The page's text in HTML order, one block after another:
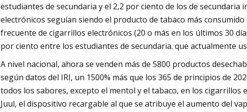
estudiantes de secundaria y el 2,2 por ciento de los de
electrónicos seguían siendo el producto de tabaco más
frecuente de cigarrillos electrónicos (20 o más en los últimos 30
por ciento entre los estudiantes de secundaria. que actualmente
A nivel nacional, ahora se venden más de 5800 productos
según datos del IRI, un 1500% más que los 365 de principios de
todos los sabores, excepto el mentol y el tabaco, en los cigarrillos
Juul, el dispositivo recargable al que se atribuye el aumento del